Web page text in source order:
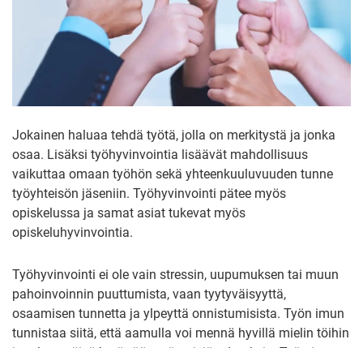
Jokainen haluaa tehdä työtä, jolla on merkitystä ja jonka
osaa. Lisäksi työhyvinvointia lisäävät mahdollisuus
vaikuttaa omaan työhön sekä yhteenkuuluvuuden tunne
työyhteisön jäseniin. Työhyvinvointi pätee myös
opiskelussa ja samat asiat tukevat myös
opiskeluhyvinvointia.
Työhyvinvointi ei ole vain stressin, uupumuksen tai muun
pahoinvoinnin puuttumista, vaan tyytyväisyyttä,
osaamisen tunnetta ja ylpeyttä onnistumisista. Työn imun
tunnistaa siitä, että aamulla voi mennä hyvillä mielin töihin